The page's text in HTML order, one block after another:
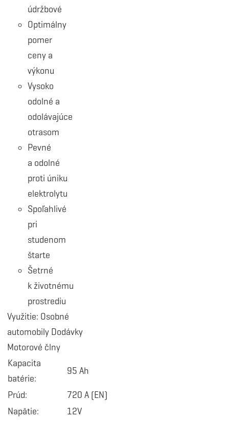
údržbové
Optimálny
pomer
ceny a
výkonu
Vysoko
odolné a
odolávajúce
otrasom
Pevné
a odolné
proti úniku
elektrolytu
Spoľahlivé
pri
studenom
štarte
Šetrné
k životnému
prostrediu
Využitie: Osobné
automobily Dodávky
Motorové člny
Kapacita
batérie:
95 Ah
Prúd:
720 A (EN)
Napätie:
12V